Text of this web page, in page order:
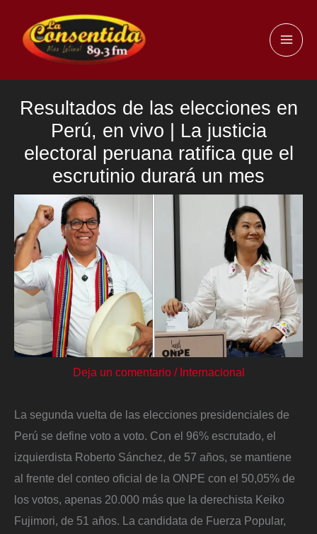
contenido
Resultados de las elecciones en
Perú, en vivo | La justicia
electoral peruana ratifica que el
escrutinio durará un mes
Deja un comentario / Internacional
La segunda vuelta de las elecciones presidenciales de
Perú se define voto a voto. Con el 96% escrutado, el
izquierdista Roberto Sánchez, de 57 años, se mantiene
al frente del conteo oficial de la ONPE con el 50,05% de
los votos, apenas 20.000 más que la derechista Keiko
Fujimori, de 51 años. La candidata de Fuerza Popular,